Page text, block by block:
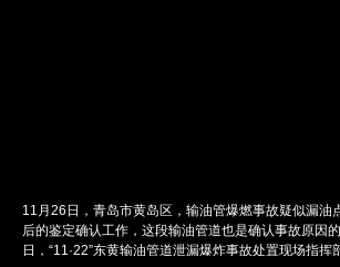
11月26日，青岛市黄岛区，输油管爆燃事故疑似漏油
后的鉴定确认工作，这段输油管道也是确认事故原因
日，“11·22”东黄输油管道泄漏爆炸事故处置现场指挥